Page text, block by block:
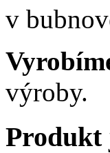
v
výroby.
Produkt